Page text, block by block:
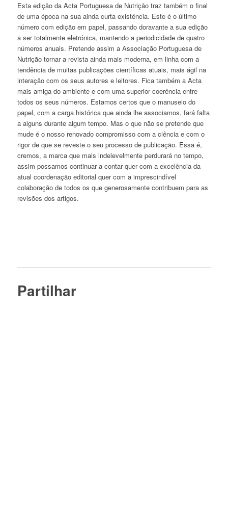
Esta edição da Acta Portuguesa de Nutrição traz também o final
de uma época na sua ainda curta existência. Este é o último
número com edição em papel, passando doravante a sua edição
a ser totalmente eletrónica, mantendo a periodicidade de quatro
números anuais. Pretende assim a Associação Portuguesa de
Nutrição tornar a revista ainda mais moderna, em linha com a
tendência de muitas publicações científicas atuais, mais ágil na
interação com os seus autores e leitores. Fica também a Acta
mais amiga do ambiente e com uma superior coerência entre
todos os seus números. Estamos certos que o manuseio do
papel, com a carga histórica que ainda lhe associamos, fará falta
a alguns durante algum tempo. Mas o que não se pretende que
mude é o nosso renovado compromisso com a ciência e com o
rigor de que se reveste o seu processo de publicação. Essa é,
cremos, a marca que mais indelevelmente perdurará no tempo,
assim possamos continuar a contar quer com a excelência da
atual coordenação editorial quer com a imprescindível
colaboração de todos os que generosamente contribuem para as
revisões dos artigos.
Partilhar